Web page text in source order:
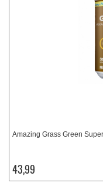
Amazing Grass Green
43,99